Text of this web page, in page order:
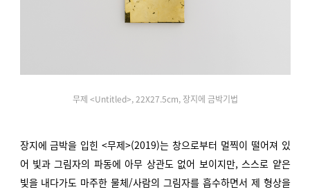
무제 <Untitled>, 22X27.5cm, 장지에 금박기법
장지에 금박을 입힌 <무제>(2019)는 창으로부터 멀찍이 떨어져 있
어 빛과 그림자의 파동에 아무 상관도 없어 보이지만, 스스로 얕은
빛을 내다가도 마주한 물체/사람의 그림자를 흡수하면서 제 형상을